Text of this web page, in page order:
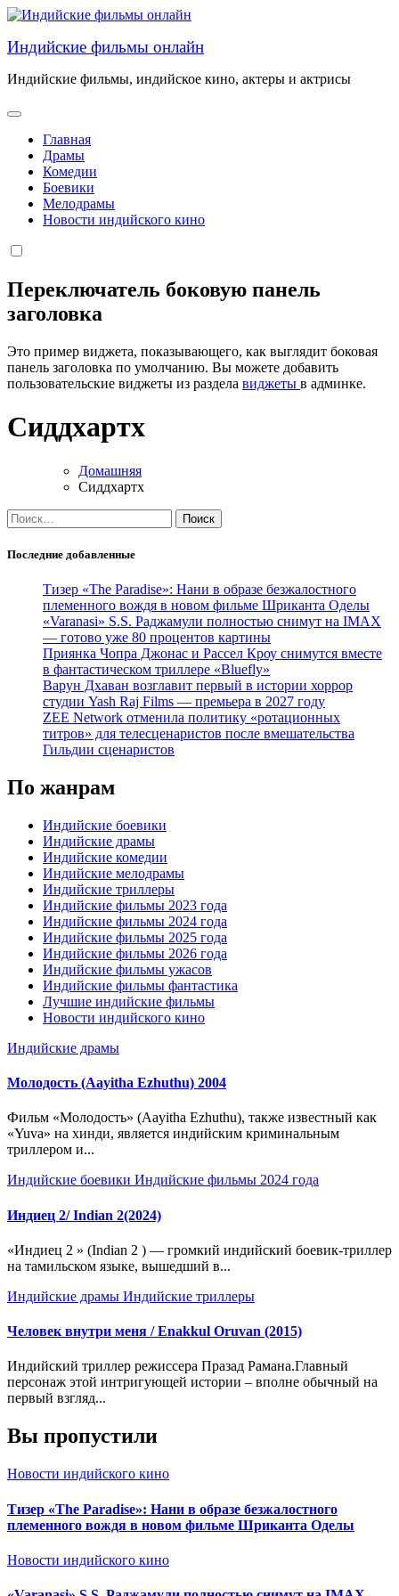
Перейти
содержанию
Индийские фильмы онлайн
Индийские фильмы, индийское кино, актеры и актрисы
Главная
Драмы
Комедии
Боевики
Мелодрамы
Новости индийского кино
Переключатель боковую панель
заголовка
Это пример виджета, показывающего, как выглядит боковая
панель заголовка по умолчанию. Вы можете добавить
пользовательские виджеты из раздела виджеты в админке.
Сиддхартх
Домашняя
Сиддхартх
Найти:
Последние добавленные
Тизер «The Paradise»: Нани в образе безжалостного
племенного вождя в новом фильме Шриканта Оделы
«Varanasi» S.S. Раджамули полностью снимут на IMAX
— готово уже 80 процентов картины
Приянка Чопра Джонас и Рассел Кроу снимутся вместе
в фантастическом триллере «Bluefly»
Варун Дхаван возглавит первый в истории хоррор
студии Yash Raj Films — премьера в 2027 году
ZEE Network отменила политику «ротационных
титров» для телесценаристов после вмешательства
Гильдии сценаристов
По жанрам
Индийские боевики
Индийские драмы
Индийские комедии
Индийские мелодрамы
Индийские триллеры
Индийские фильмы 2023 года
Индийские фильмы 2024 года
Индийские фильмы 2025 года
Индийские фильмы 2026 года
Индийские фильмы ужасов
Индийские фильмы фантастика
Лучшие индийские фильмы
Новости индийского кино
Индийские драмы
Молодость (Aayitha Ezhuthu) 2004
Фильм «Молодость» (Aayitha Ezhuthu), также известный как
«Yuva» на хинди, является индийским криминальным
триллером и...
Индийские боевики Индийские фильмы 2024 года
Индиец 2/ Indian 2(2024)
«Индиец 2 » (Indian 2 ) — громкий индийский боевик-триллер
на тамильском языке, вышедший в...
Индийские драмы Индийские триллеры
Человек внутри меня / Enakkul Oruvan (2015)
Индийский триллер режиссера Празад Рамана.Главный
персонаж этой интригующей истории – вполне обычный на
первый взгляд...
Вы пропустили
Новости индийского кино
Тизер «The Paradise»: Нани в образе безжалостного
племенного вождя в новом фильме Шриканта Оделы
Новости индийского кино